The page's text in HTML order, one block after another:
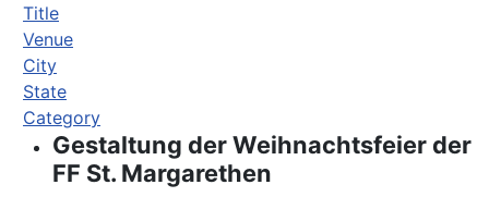
Title
Venue
City
State
Category
Gestaltung der Weihnachtsfeier der
FF St. Margarethen